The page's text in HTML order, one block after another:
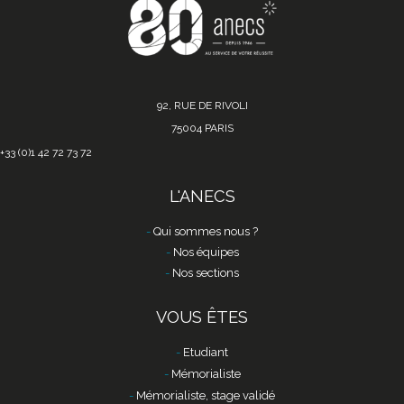
92, RUE DE RIVOLI
75004 PARIS
+33 (0)1 42 72 73 72
L'ANECS
Qui sommes nous ?
Nos équipes
Nos sections
VOUS ÊTES
Etudiant
Mémorialiste
Mémorialiste, stage validé